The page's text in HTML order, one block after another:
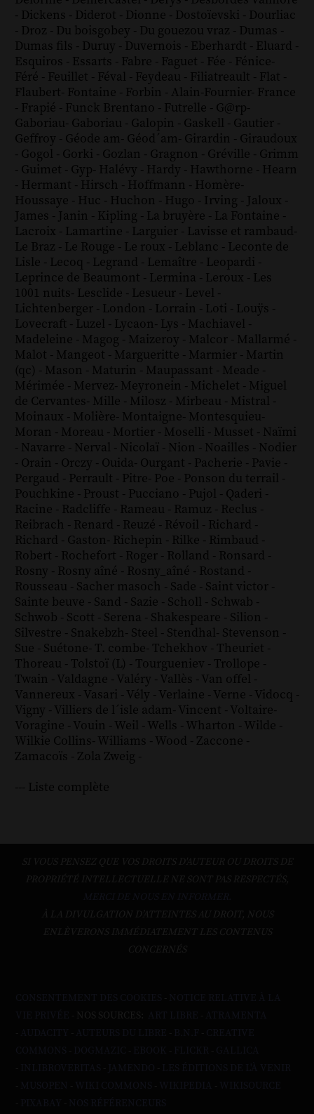
- Dickens - Diderot - Dionne - Dostoïevski - Dourliac
- Droz - Du boisgobey - Du gouezou vraz - Dumas -
Dumas fils - Duruy - Duvernois - Eberhardt - Eluard -
Esquiros - Essarts - Fabre - Faguet - Fée - Fénice-
Féré - Feuillet - Féval - Feydeau - Filiatreault - Flat -
Flaubert- Fontaine - Forbin - Alain-Fournier- France
- Frapié - Funck Brentano - Futrelle - G@rp-
Gaboriau- Gaboriau - Galopin - Gaskell - Gautier -
Geffroy - Géode am- Géod´am- Girardin - Giraudoux
- Gogol - Gorki - Gozlan - Gragnon - Gréville - Grimm
- Guimet - Gyp- Halévy - Hardy - Hawthorne - Hearn
- Hermant - Hirsch - Hoffmann - Homère-
Houssaye - Huc - Huchon - Hugo - Irving - Jaloux -
James - Janin - Kipling - La bruyère - La Fontaine -
Lacroix - Lamartine - Larguier - Lavisse et rambaud-
Le Braz - Le Rouge - Le roux - Leblanc - Leconte de
Lisle - Lecoq - Legrand - Lemaître - Leopardi -
Leprince de Beaumont - Lermina - Leroux - Les
1001 nuits- Lesclide - Lesueur - Level -
Lichtenberger - London - Lorrain - Loti - Louÿs -
Lovecraft - Luzel - Lycaon- Lys - Machiavel -
Madeleine - Magog - Maizeroy - Malcor - Mallarmé -
Malot - Mangeot - Margueritte - Marmier - Martin
(qc) - Mason - Maturin - Maupassant - Meade -
Mérimée - Mervez- Meyronein - Michelet - Miguel
de Cervantes- Mille - Milosz - Mirbeau - Mistral -
Moinaux - Molière- Montaigne- Montesquieu-
Moran - Moreau - Mortier - Moselli - Musset - Naïmi
- Navarre - Nerval - Nicolaï - Nion - Noailles - Nodier
- Orain - Orczy - Ouida- Ourgant - Pacherie - Pavie -
Pergaud - Perrault - Pitre- Poe - Ponson du terrail -
Pouchkine - Proust - Pucciano - Pujol - Qaderi -
Racine - Radcliffe - Rameau - Ramuz - Reclus -
Reibrach - Renard - Reuzé - Révoil - Richard -
Richard - Gaston- Richepin - Rilke - Rimbaud -
Robert - Rochefort - Roger - Rolland - Ronsard -
Rosny - Rosny aîné - Rosny_aîné - Rostand -
Rousseau - Sacher masoch - Sade - Saint victor -
Sainte beuve - Sand - Sazie - Scholl - Schwab -
Schwob - Scott - Serena - Shakespeare - Silion -
Silvestre - Snakebzh- Steel - Stendhal- Stevenson -
Sue - Suétone- T. combe- Tchekhov - Theuriet -
Thoreau - Tolstoï (L) - Tourgueniev - Trollope -
Twain - Valdagne - Valéry - Vallès - Van offel -
Vannereux - Vasari - Vély - Verlaine - Verne - Vidocq -
Vigny - Villiers de l´isle adam- Vincent - Voltaire-
Voragine - Vouin - Weil - Wells - Wharton - Wilde -
Wilkie Collins- Williams - Wood - Zaccone -
Zamacoïs - Zola Zweig -
--- Liste complète